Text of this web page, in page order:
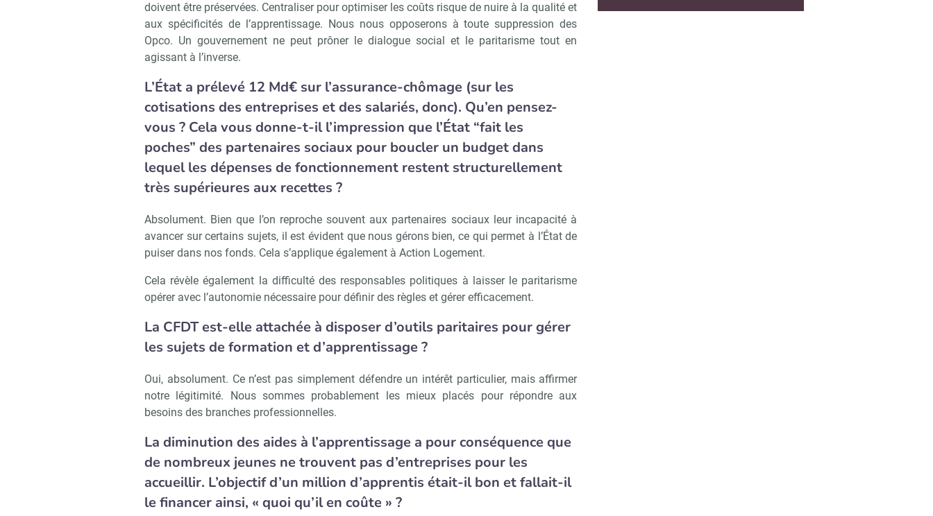
doivent être préservées. Centraliser pour optimiser les coûts risque de nuire à la qualité et
aux spécificités de l’apprentissage. Nous nous opposerons à toute suppression des
Opco. Un gouvernement ne peut prôner le dialogue social et le paritarisme tout en
agissant à l’inverse.
L’État a prélevé 12 Md€ sur l’assurance-chômage (sur les
cotisations des entreprises et des salariés, donc). Qu’en pensez-
vous ? Cela vous donne-t-il l’impression que l’État “fait les
poches” des partenaires sociaux pour boucler un budget dans
lequel les dépenses de fonctionnement restent structurellement
très supérieures aux recettes ?
Absolument. Bien que l’on reproche souvent aux partenaires sociaux leur incapacité à
avancer sur certains sujets, il est évident que nous gérons bien, ce qui permet à l’État de
puiser dans nos fonds. Cela s’applique également à Action Logement.
Cela révèle également la difficulté des responsables politiques à laisser le paritarisme
opérer avec l’autonomie nécessaire pour définir des règles et gérer efficacement.
La CFDT est-elle attachée à disposer d’outils paritaires pour gérer
les sujets de formation et d’apprentissage ?
Oui, absolument. Ce n’est pas simplement défendre un intérêt particulier, mais affirmer
notre légitimité. Nous sommes probablement les mieux placés pour répondre aux
besoins des branches professionnelles.
La diminution des aides à l’apprentissage a pour conséquence que
de nombreux jeunes ne trouvent pas d’entreprises pour les
accueillir. L’objectif d’un million d’apprentis était-il bon et fallait-il
le financer ainsi, « quoi qu’il en coûte » ?
Recevoir CSE Matin Abonnez-vous à notre newsletter
Non merci, je reçois déjà ! Je déciderai plus tard